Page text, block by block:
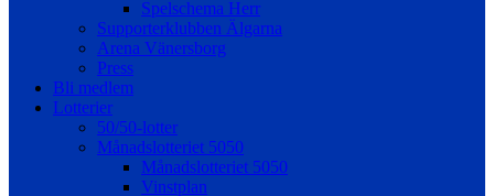
Spelschema Herr
Supporterklubben Älgarna
Arena Vänersborg
Press
Bli medlem
Lotterier
50/50-lotter
Månadslotteriet 5050
Månadslotteriet 5050
Vinstplan